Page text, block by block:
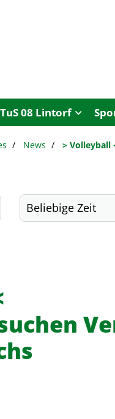
TuS 08 Lintorf
News > Volleyball